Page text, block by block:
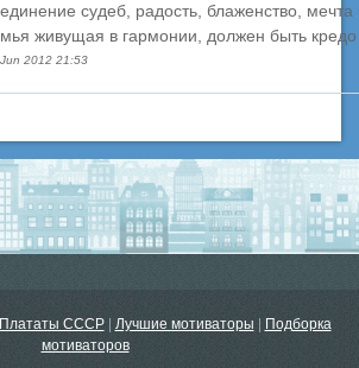
судеб, радость, блаженство,
живущая в гармонии, должен быть кредо
2012 21:53
Плататы СССР| Лучшие мотиваторы
Подборка
мотиваторов